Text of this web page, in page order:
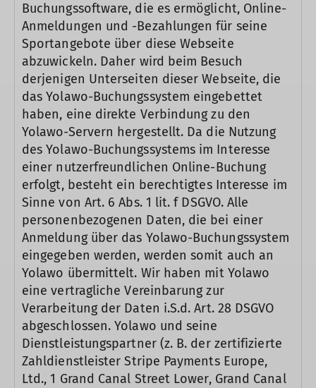
Buchungssoftware, die es ermöglicht, Online-
Anmeldungen und -Bezahlungen für seine
Sportangebote über diese Webseite
abzuwickeln. Daher wird beim Besuch
derjenigen Unterseiten dieser Webseite, die
das Yolawo-Buchungssystem eingebettet
haben, eine direkte Verbindung zu den
Yolawo-Servern hergestellt. Da die Nutzung
des Yolawo-Buchungssystems im Interesse
einer nutzerfreundlichen Online-Buchung
erfolgt, besteht ein berechtigtes Interesse im
Sinne von Art. 6 Abs. 1 lit. f DSGVO. Alle
personenbezogenen Daten, die bei einer
Anmeldung über das Yolawo-Buchungssystem
eingegeben werden, werden somit auch an
Yolawo übermittelt. Wir haben mit Yolawo
eine vertragliche Vereinbarung zur
Verarbeitung der Daten i.S.d. Art. 28 DSGVO
abgeschlossen. Yolawo und seine
Dienstleistungspartner (z. B. der zertifizierte
Zahldienstleister Stripe Payments Europe,
Ltd., 1 Grand Canal Street Lower, Grand Canal